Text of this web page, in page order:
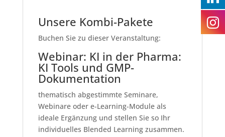
Unsere Kombi-Pakete
Buchen Sie zu dieser Veranstaltung:
Webinar: KI in der Pharma:
KI Tools und GMP-
Dokumentation
thematisch abgestimmte Seminare,
Webinare oder e-Learning-Module als
ideale Ergänzung und stellen Sie so Ihr
individuelles Blended Learning zusammen.